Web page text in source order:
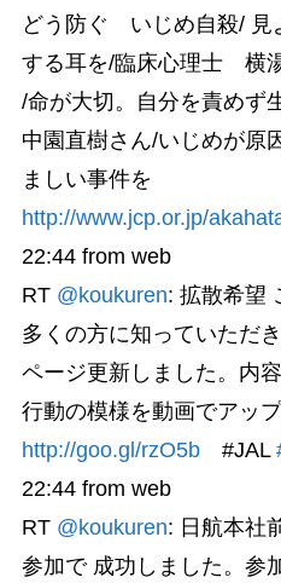
どう防ぐ いじめ自殺/ 見
する耳を/臨床心理士 横
/命が大切。自分を責めず
中園直樹さん/いじめが原
ましい事件を
http://www.jcp.or.jp/
22:44from web
RT @koukuren: 拡散希望
多くの方に知っていただ
ページ更新しました。内
行動の模様を動画でアップ
http://goo.gl/rzO5b#JAL
22:44from web
RT @koukuren: 日航本社
参加で 成功しました。参